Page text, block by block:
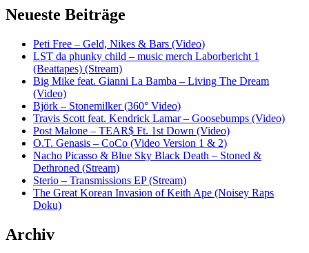
Neueste Beiträge
Peti Free – Geld, Nikes & Bars (Video)
LST da phunky child – music merch Laborbericht 1
(Beattapes) (Stream)
Big Mike feat. Gianni La Bamba – Living The Dream
(Video)
Björk – Stonemilker (360° Video)
Travis Scott feat. Kendrick Lamar – Goosebumps (Video)
Post Malone – TEAR$ Ft. 1st Down (Video)
O.T. Genasis – CoCo (Video Version 1 & 2)
Nacho Picasso & Blue Sky Black Death – Stoned &
Dethroned (Stream)
Sterio – Transmissions EP (Stream)
The Great Korean Invasion of Keith Ape (Noisey Raps
Doku)
Archiv